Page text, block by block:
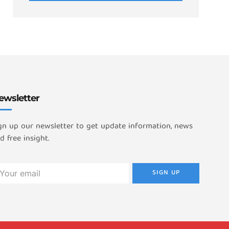
up our newsletter to get update information, news
free insight.
SIGN UP